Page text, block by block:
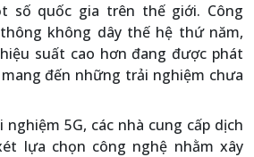
số quốc gia trên thế giới. Công
không dây thế hệ thứ năm,
suất cao hơn đang được phát
đến những trải nghiệm chưa
5G, các nhà cung cấp dịch
lựa chọn công nghệ nhằm xây